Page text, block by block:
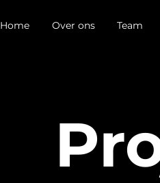
Home Over ons Team